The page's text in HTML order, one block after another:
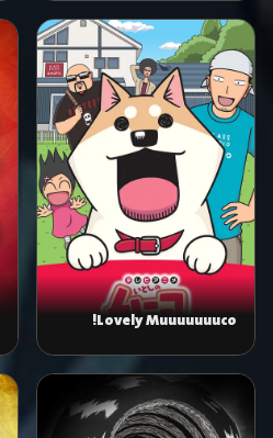
Lovely Muuuuuuuco!